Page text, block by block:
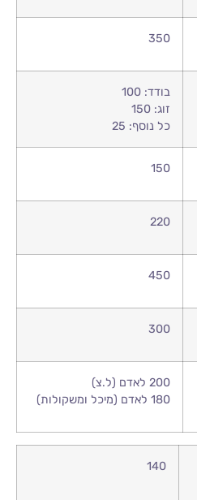
350
בודד: 100
זוג: 150
כל נוסף: 25
150
220
450
300
200 לאדם (ל.צ)
180 לאדם (מיכל ומשקולות)
140